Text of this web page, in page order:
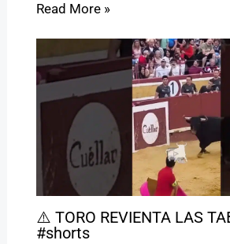
Read More »
⚠️ TORO REVIENTA LAS
#shorts